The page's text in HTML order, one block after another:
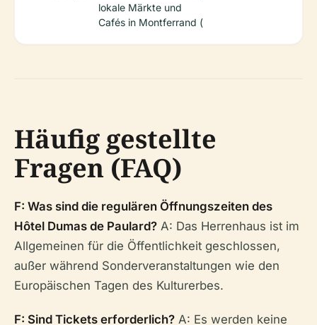
lokale Märkte und
Cafés in Montferrand (
Häufig gestellte
Fragen (FAQ)
F: Was sind die regulären Öffnungszeiten des
Hôtel Dumas de Paulard? A: Das Herrenhaus ist im
Allgemeinen für die Öffentlichkeit geschlossen,
außer während Sonderveranstaltungen wie den
Europäischen Tagen des Kulturerbes.
F: Sind Tickets erforderlich? A: Es werden keine